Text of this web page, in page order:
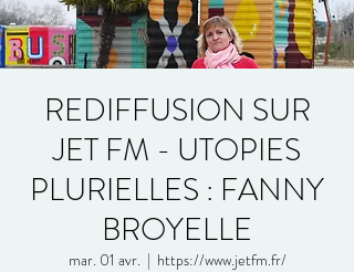
REDIFFUSION SUR
JET FM - UTOPIES
PLURIELLES : FANNY
BROYELLE
mar. 01 avr.
  |
https://www.jetfm.fr/